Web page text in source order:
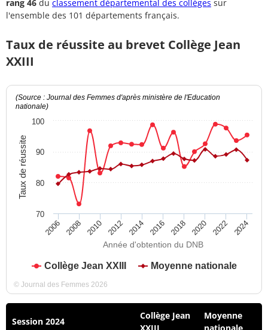
rang 46 du classement départemental des collèges sur
l'ensemble des 101 départements français.
Taux de réussite au brevet Collège Jean
XXIII
Année d'obtention du DNB
Taux de réussite
(Source : Journal des Femmes d'après ministère de l'Education
nationale)
Collège Jean XXIII Moyenne nationale
2006 2008 2010 2012 2014 2016 2018 2020 2022 2024
70
80
90
100
© Journal des Femmes 2026
Session 2024
Collège Jean
XXIII
Moyenne
nationale